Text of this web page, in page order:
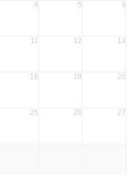
4 5 6
11 12 13
18 19 20
25 26 27